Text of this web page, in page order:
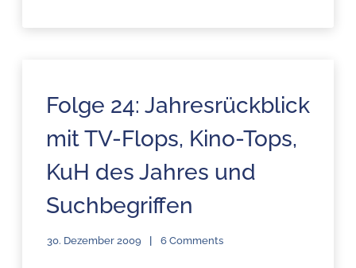
Folge 24: Jahresrückblick
mit TV-Flops, Kino-Tops,
KuH des Jahres und
Suchbegriffen
30. Dezember 2009 6 Comments